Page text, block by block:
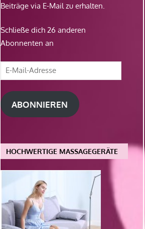
Beiträge via E-Mail zu erhalten.
Schließe dich 26 anderen
Abonnenten an
E-
Mail-
Adresse
ABONNIEREN
HOCHWERTIGE MASSAGEGERÄTE